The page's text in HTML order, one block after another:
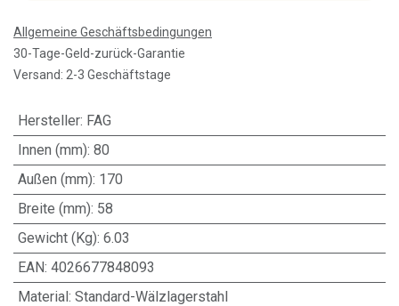
Allgemeine Geschäftsbedingungen
30-Tage-Geld-zurück-Garantie
Versand: 2-3 Geschäftstage
Hersteller: FAG
Innen (mm): 80
Außen (mm): 170
Breite (mm): 58
Gewicht (Kg): 6.03
EAN: 4026677848093
Material: Standard-Wälzlagerstahl